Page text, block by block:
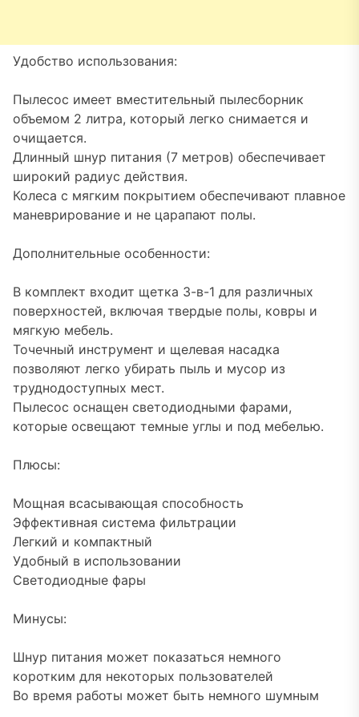
Удобство использования:
Пылесос имеет вместительный пылесборник
объемом 2 литра, который легко снимается и
очищается.
Длинный шнур питания (7 метров) обеспечивает
широкий радиус действия.
Колеса с мягким покрытием обеспечивают плавное
маневрирование и не царапают полы.
Дополнительные особенности:
В комплект входит щетка 3-в-1 для различных
поверхностей, включая твердые полы, ковры и
мягкую мебель.
Точечный инструмент и щелевая насадка
позволяют легко убирать пыль и мусор из
труднодоступных мест.
Пылесос оснащен светодиодными фарами,
которые освещают темные углы и под мебелью.
Плюсы:
Мощная всасывающая способность
Эффективная система фильтрации
Легкий и компактный
Удобный в использовании
Светодиодные фары
Минусы:
Шнур питания может показаться немного
коротким для некоторых пользователей
Во время работы может быть немного шумным